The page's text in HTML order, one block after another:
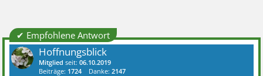
✔ Empfohlene Antwort
Hoffnungsblick
Mitglied seit:06.10.2019
Beiträge: 1724 Danke:2147